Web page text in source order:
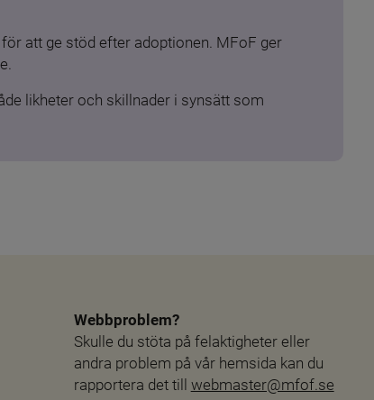
att ge stöd efter adoptionen. MFoF ger
likheter och skillnader i synsätt som
Webbproblem?
Skulle du stöta på felaktigheter eller
andra problem på vår hemsida kan du
rapportera det till webmaster@mfof.se